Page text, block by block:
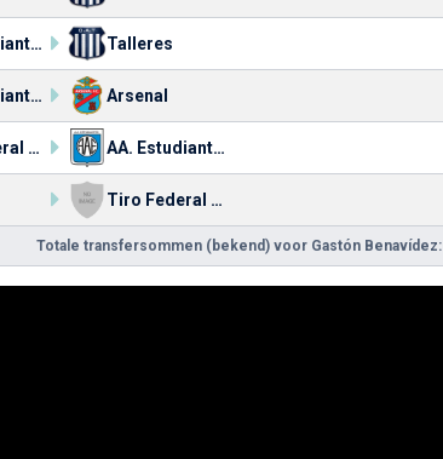
AA. Estudiantes Talleres
AA. Estudiantes Arsenal
Tiro Federal de Morteros AA. Estudiantes
Tiro Federal de Morteros
Totale transfersommen (bekend) voor Gastón Benavídez: